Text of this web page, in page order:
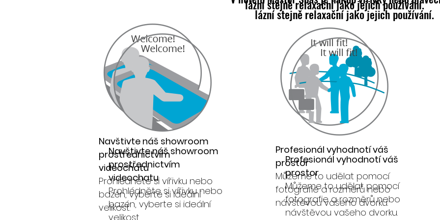
lázní stejně relaxační jako jejich používání.
Navštivte náš showroom
prostřednictvím
videochatu
Prohlédněte si vířivku nebo
bazén, vyberte si ideální
velikost.
Profesionál vyhodnotí váš
prostor
Můžeme to udělat pomocí
fotografie a rozměrů nebo
návštěvou vašeho dvorku.
lázní stejně relaxační jako jejich používání.
Navštivte náš showroom
prostřednictvím
videochatu
Prohlédněte si vířivku nebo
bazén, vyberte si ideální
velikost.
Profesionál vyhodnotí váš
prostor
Můžeme to udělat pomocí
fotografie a rozměrů nebo
návštěvou vašeho dvorku.